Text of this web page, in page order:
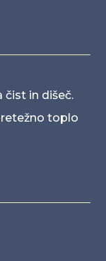
čist in dišeč.
toplo